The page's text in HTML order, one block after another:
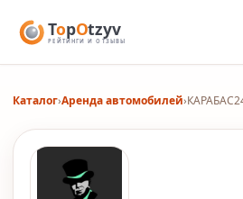
Каталог›Аренда автомобилей›